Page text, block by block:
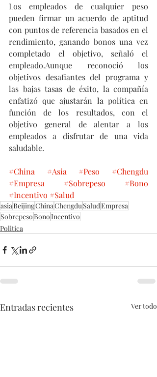
Los empleados de cualquier peso
pueden firmar un acuerdo de aptitud
con puntos de referencia basados en el
rendimiento, ganando bonos una vez
completado el objetivo, señaló el
empleado.Aunque reconoció los
objetivos desafiantes del programa y
las bajas tasas de éxito, la compañía
enfatizó que ajustarán la política en
función de los resultados, con el
objetivo general de alentar a los
empleados a disfrutar de una vida
saludable.
#China #Asia #Peso
#Chengdu
#Empresa
#Sobrepeso
#Bono
#Incentivo #Salud
asiaBeijingChinaChengdu SaludEmpresa
SobrepesoBonoIncentivo
Politica
Entradas recientes Ver todo